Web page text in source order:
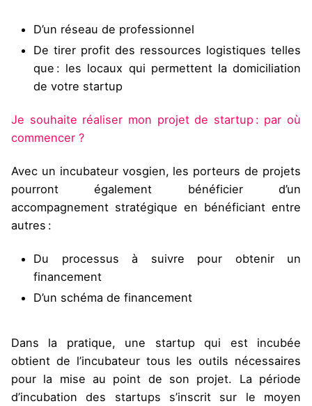
D’un réseau de professionnel
De tirer profit des ressources logistiques telles
que : les locaux qui permettent la domiciliation
de votre startup
Je souhaite réaliser mon projet de startup : par où
commencer ?
Avec un incubateur vosgien, les porteurs de projets
pourront également bénéficier d’un
accompagnement stratégique en bénéficiant entre
autres :
Du processus à suivre pour obtenir un
financement
D’un schéma de financement
Dans la pratique, une startup qui est incubée
obtient de l’incubateur tous les outils nécessaires
pour la mise au point de son projet. La période
d’incubation des startups s’inscrit sur le moyen